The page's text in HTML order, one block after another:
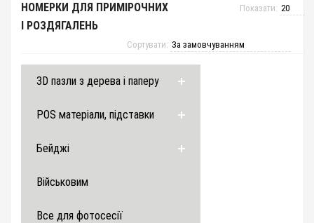
НОМЕРКИ ДЛЯ ПРИМІРОЧНИХ
І РОЗДЯГАЛЕНЬ
Показати:
Сортувати:
3D пазли з дерева і паперу
POS матеріали, підставки
Бейджі
Військовим
Все для фотосесії